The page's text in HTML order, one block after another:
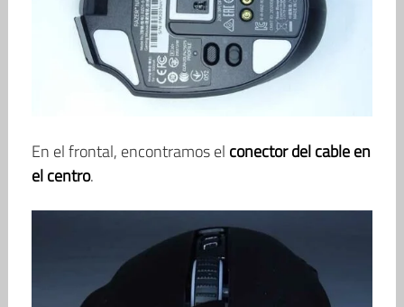
En el frontal, encontramos el conector del cable en
el centro.